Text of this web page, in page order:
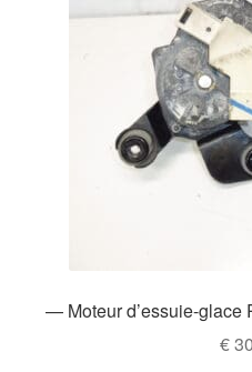
— Moteur d’essuie-
€